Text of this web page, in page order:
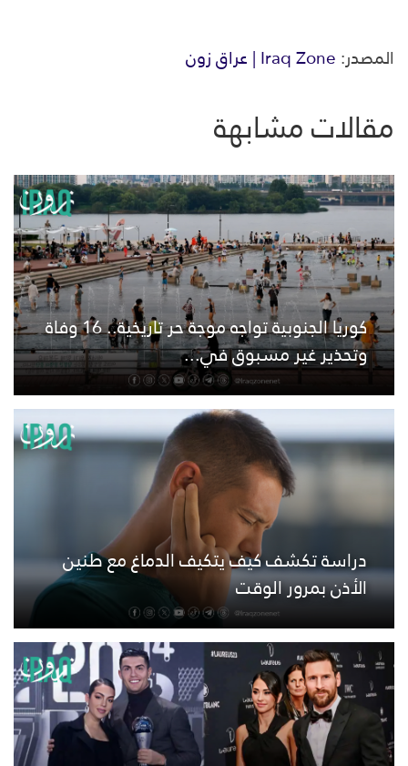
المصدر:Iraq Zone | عراق زون
مقالات مشابهة
كوريا الجنوبية تواجه موجة حر تاريخية.. 16 وفاة
وتحذير غير مسبوق في...
دراسة تكشف كيف يتكيف الدماغ مع طنين
الأذن بمرور الوقت